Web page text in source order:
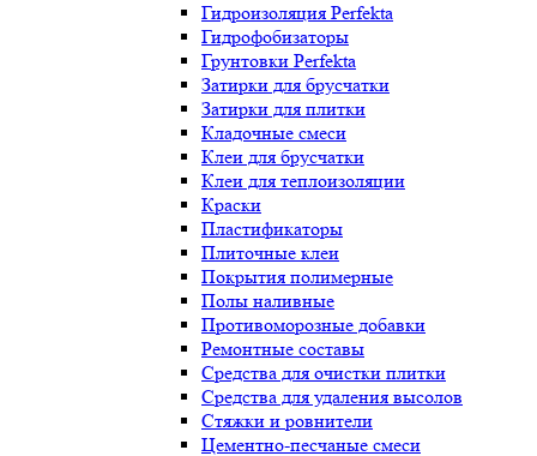
Гидроизоляция Perfekta
Гидрофобизаторы
Грунтовки Perfekta
Затирки для брусчатки
Затирки для плитки
Кладочные смеси
Клеи для брусчатки
Клеи для теплоизоляции
Краски
Пластификаторы
Плиточные клеи
Покрытия полимерные
Полы наливные
Противоморозные добавки
Ремонтные составы
Средства для очистки плитки
Средства для удаления высолов
Стяжки и ровнители
Цементно-песчаные смеси